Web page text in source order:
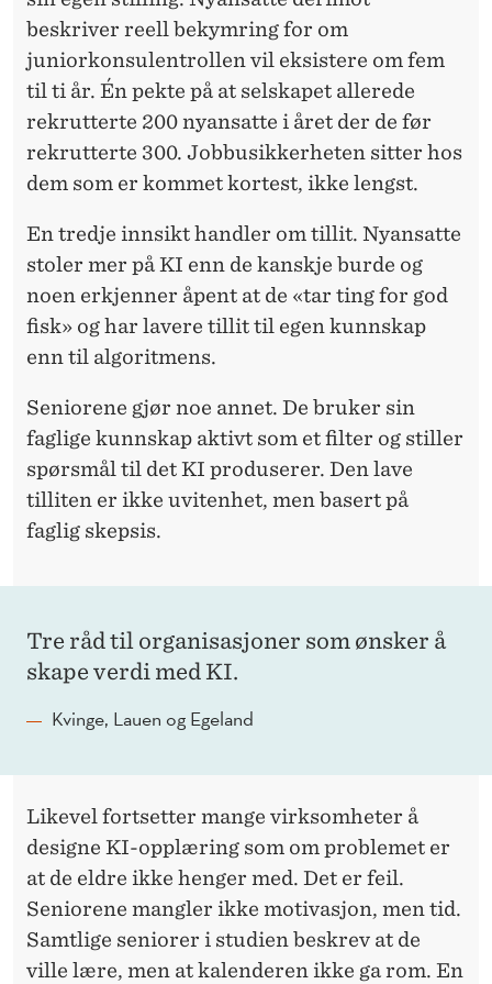
beskriver reell bekymring for om
juniorkonsulentrollen vil eksistere om fem
til ti år. Én pekte på at selskapet allerede
rekrutterte 200 nyansatte i året der de før
rekrutterte 300. Jobbusikkerheten sitter hos
dem som er kommet kortest, ikke lengst.
En tredje innsikt handler om tillit. Nyansatte
stoler mer på KI enn de kanskje burde og
noen erkjenner åpent at de «tar ting for god
fisk» og har lavere tillit til egen kunnskap
enn til algoritmens.
Seniorene gjør noe annet. De bruker sin
faglige kunnskap aktivt som et filter og stiller
spørsmål til det KI produserer. Den lave
tilliten er ikke uvitenhet, men basert på
faglig skepsis.
Tre råd til organisasjoner som ønsker å
skape verdi med KI.
Kvinge, Lauen og Egeland
Likevel fortsetter mange virksomheter å
designe KI-opplæring som om problemet er
at de eldre ikke henger med. Det er feil.
Seniorene mangler ikke motivasjon, men tid.
Samtlige seniorer i studien beskrev at de
ville lære, men at kalenderen ikke ga rom. En